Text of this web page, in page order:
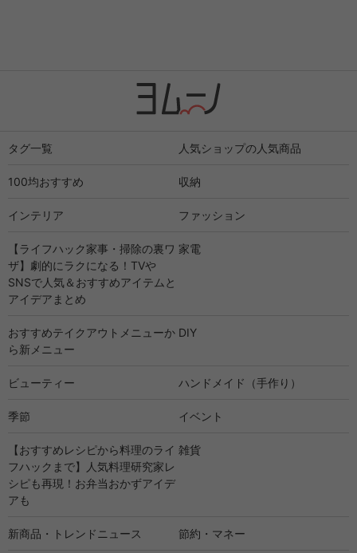
タグ一覧 人気ショップの人気商品
100均おすすめ 収納
インテリア ファッション
【ライフハック家事・掃除の裏ワ
ザ】劇的にラクになる！TVや
SNSで人気＆おすすめアイテムと
アイデアまとめ
家電
おすすめテイクアウトメニューか
ら新メニュー
DIY
ビューティー ハンドメイド（手作り）
季節 イベント
【おすすめレシピから料理のライ
フハックまで】人気料理研究家レ
シピも再現！お弁当おかずアイデ
アも
雑貨
新商品・トレンドニュース 節約・マネー